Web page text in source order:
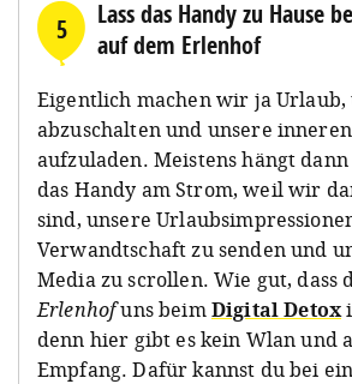
5
Lass das Handy zu Hause
auf dem Erlenhof
Eigentlich machen wir ja Urlaub,
abzuschalten und unsere
aufzuladen. Meistens hängt
das Handy am Strom, weil wir
sind, unsere
Verwandtschaft zu senden und
Media zu scrollen. Wie gut, dass
Erlenhofuns beimDigital Detox
denn hier gibt es kein Wlan und
Empfang. Dafür kannst du bei